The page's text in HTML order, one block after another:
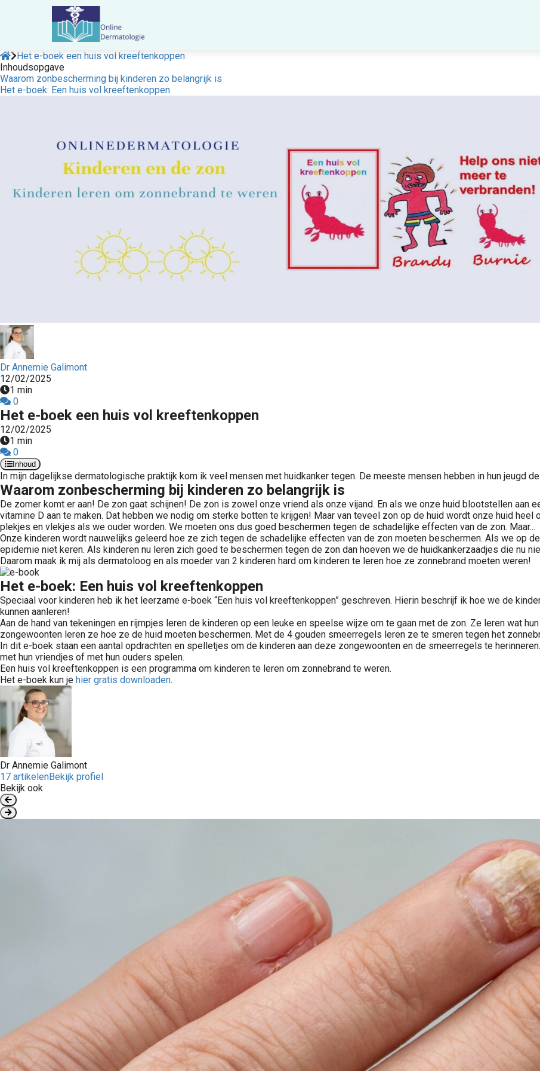
Het e-boek een huis vol kreeftenkoppen
Inhoudsopgave
Waarom zonbescherming bij kinderen zo belangrijk is
Het e-boek: Een huis vol kreeftenkoppen
Dr Annemie Galimont
12/02/2025
1 min
0
Het e-boek een huis vol kreeftenkoppen
12/02/2025
1 min
0
Inhoud
In mijn dagelijkse dermatologische praktijk kom ik veel mensen met huidkanker tegen. De meeste mensen hebben in hun jeugd
Waarom zonbescherming bij kinderen zo belangrijk is
De zomer komt er aan! De zon gaat schijnen! De zon is zowel onze vriend als onze vijand. En als we onze huid blootstellen aan
vitamine D aan te maken. Dat hebben we nodig om sterke botten te krijgen! Maar van teveel zon op de huid wordt onze huid
plekjes en vlekjes als we ouder worden. We moeten ons dus goed beschermen tegen de schadelijke effecten van de zon. Maar...
Onze kinderen wordt nauwelijks geleerd hoe ze zich tegen de schadelijke effecten van de zon moeten beschermen. Als we op
epidemie niet keren. Als kinderen nu leren zich goed te beschermen tegen de zon dan hoeven we de huidkankerzaadjes die nu
Daarom maak ik mij als dermatoloog en als moeder van 2 kinderen hard om kinderen te leren hoe ze zonnebrand moeten weren!
Het e-boek: Een huis vol kreeftenkoppen
Speciaal voor kinderen heb ik het leerzame e-boek “Een huis vol kreeftenkoppen” geschreven. Hierin beschrijf ik hoe we de
kunnen aanleren!
Aan de hand van tekeningen en rijmpjes leren de kinderen op een leuke en speelse wijze om te gaan met de zon. Ze leren wat
zongewoonten leren ze hoe ze de huid moeten beschermen. Met de 4 gouden smeerregels leren ze te smeren tegen het
In dit e-boek staan een aantal opdrachten en spelletjes om de kinderen aan deze zongewoonten en de smeerregels te
met hun vriendjes of met hun ouders spelen.
Een huis vol kreeftenkoppen is een programma om kinderen te leren om zonnebrand te weren.
Het e-boek kun je hier gratis downloaden.
Dr Annemie Galimont
17 artikelenBekijk profiel
Bekijk ook